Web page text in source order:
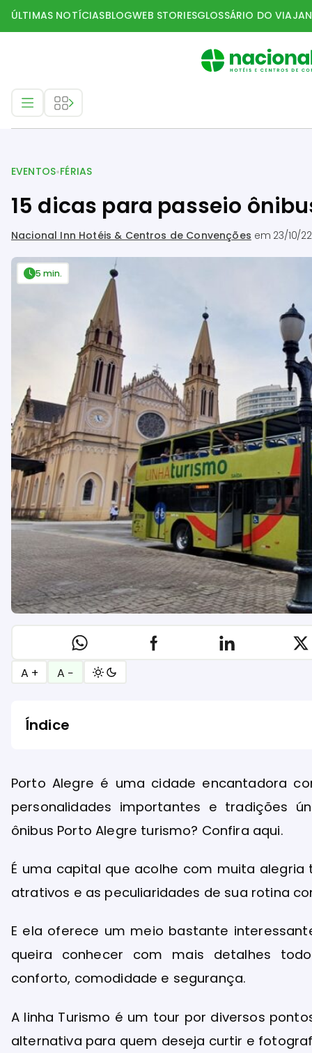
ÚLTIMAS NOTÍCIASBLOGWEB STORIESGLOSSÁRIO DO
Eventos
EVENTOS•FÉRIAS
15 dicas para passeio
Nacional Inn Hotéis & Centros de Convenções em 23/10/
5 min.
A + A −
Índice
Porto Alegre é uma cidade encantadora
personalidades importantes e tradições
ônibus Porto Alegre turismo? Confira aqui.
É uma capital que acolhe com muita
atrativos e as peculiaridades de sua rotina
E ela oferece um meio bastante
queira conhecer com mais detalhes
conforto, comodidade e segurança.
A linha Turismo é um tour por diversos
alternativa para quem deseja curtir e